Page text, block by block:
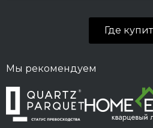
Где
Мы рекомендуем